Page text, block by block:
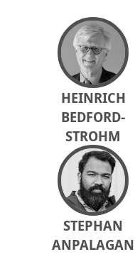
HEINRICH
BEDFORD-
STROHM
STEPHAN
ANPALAGAN